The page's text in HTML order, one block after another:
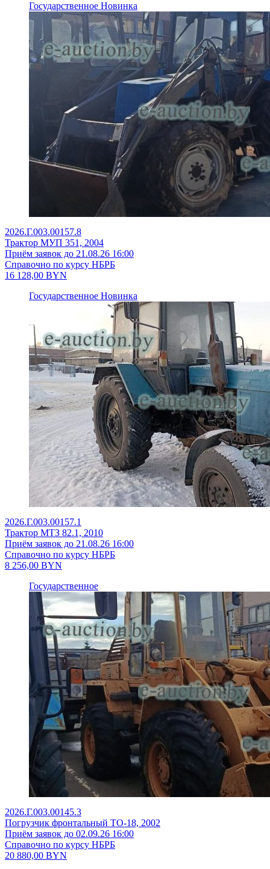
Государственное Новинка
2026.Г.003.00157.8
Трактор МУП 351, 2004
Приём заявок до 21.08.26 16:00
Справочно по курсу НБРБ
16 128,00 BYN
Государственное Новинка
2026.Г.003.00157.1
Трактор МТЗ 82.1, 2010
Приём заявок до 21.08.26 16:00
Справочно по курсу НБРБ
8 256,00 BYN
Государственное
2026.Г.003.00145.3
Погрузчик фронтальный ТО-18, 2002
Приём заявок до 02.09.26 16:00
Справочно по курсу НБРБ
20 880,00 BYN